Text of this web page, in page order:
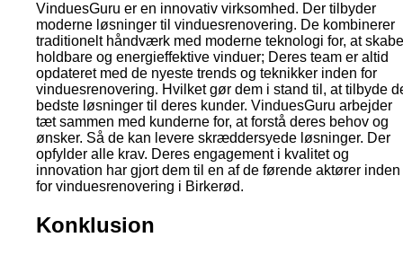
VinduesGuru er en innovativ virksomhed. Der tilbyder
moderne løsninger til vinduesrenovering. De kombinerer
traditionelt håndværk med moderne teknologi for, at skabe
holdbare og energieffektive vinduer; Deres team er altid
opdateret med de nyeste trends og teknikker inden for
vinduesrenovering. Hvilket gør dem i stand til, at tilbyde
bedste løsninger til deres kunder. VinduesGuru arbejder
tæt sammen med kunderne for, at forstå deres behov og
ønsker. Så de kan levere skræddersyede løsninger. Der
opfylder alle krav. Deres engagement i kvalitet og
innovation har gjort dem til en af de førende aktører inden
for vinduesrenovering i Birkerød.
Konklusion